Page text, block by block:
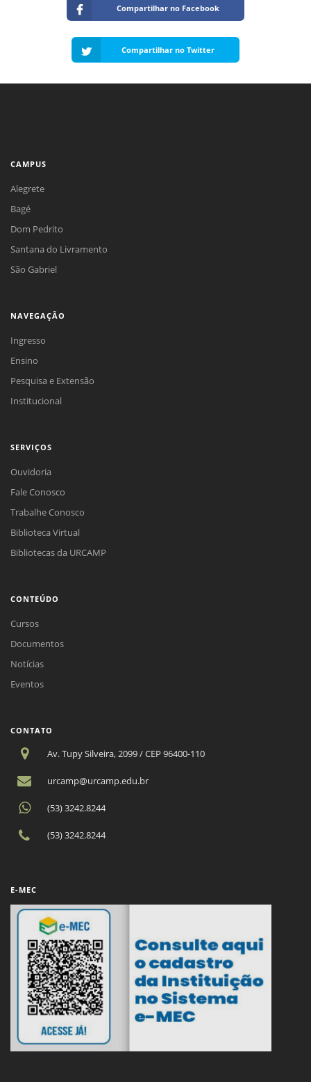
Compartilhar no Facebook
Compartilhar no Twitter
CAMPUS
Alegrete
Bagé
Dom Pedrito
Santana do Livramento
São Gabriel
NAVEGAÇÃO
Ingresso
Ensino
Pesquisa e Extensão
Institucional
SERVIÇOS
Ouvidoria
Fale Conosco
Trabalhe Conosco
Biblioteca Virtual
Bibliotecas da URCAMP
CONTEÚDO
Cursos
Documentos
Notícias
Eventos
CONTATO
Av. Tupy Silveira, 2099 / CEP 96400-110
urcamp@urcamp.edu.br
(53) 3242.8244
(53) 3242.8244
E-MEC